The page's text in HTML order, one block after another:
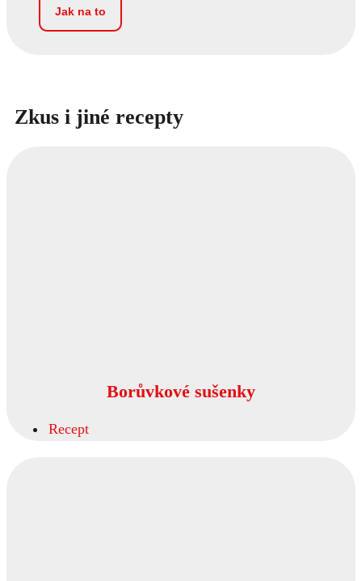
Jak na to
Zkus i jiné recepty
Borůvkové sušenky
Recept